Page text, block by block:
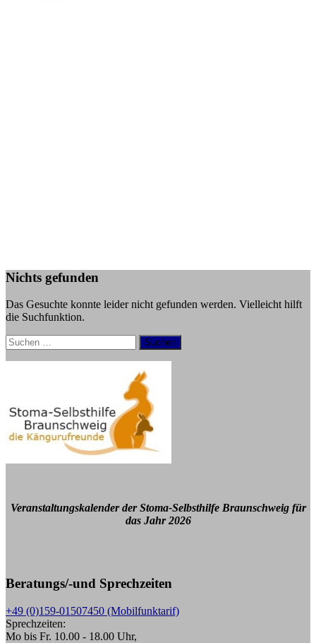
Nichts gefunden
Das Gesuchte konnte leider nicht gefunden werden. Vielleicht hilft
die Suchfunktion.
Suchen
nach:
Veranstaltungskalender der Stoma-Selbsthilfe Braunschweig für
das Jahr 2026
Beratungs/-und Sprechzeiten
+49 (0)159-01507450 (Mobilfunktarif)
Sprechzeiten:
Mo bis Fr. 10.00 - 18.00 Uhr,